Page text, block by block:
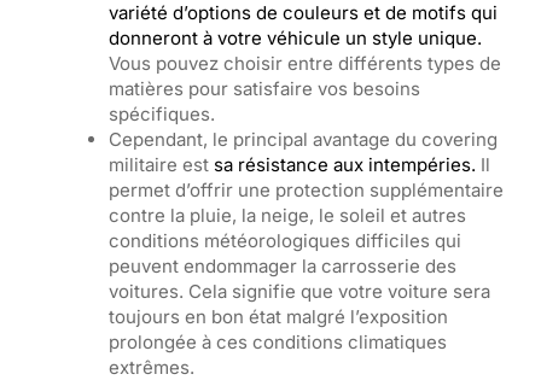
variété d’options de couleurs et de motifs qui
donneront à votre véhicule un style unique.
Vous pouvez choisir entre différents types de
matières pour satisfaire vos besoins
spécifiques.
Cependant, le principal avantage du covering
militaire est sa résistance aux intempéries. Il
permet d’offrir une protection supplémentaire
contre la pluie, la neige, le soleil et autres
conditions météorologiques difficiles qui
peuvent endommager la carrosserie des
voitures. Cela signifie que votre voiture sera
toujours en bon état malgré l’exposition
prolongée à ces conditions climatiques
extrêmes.